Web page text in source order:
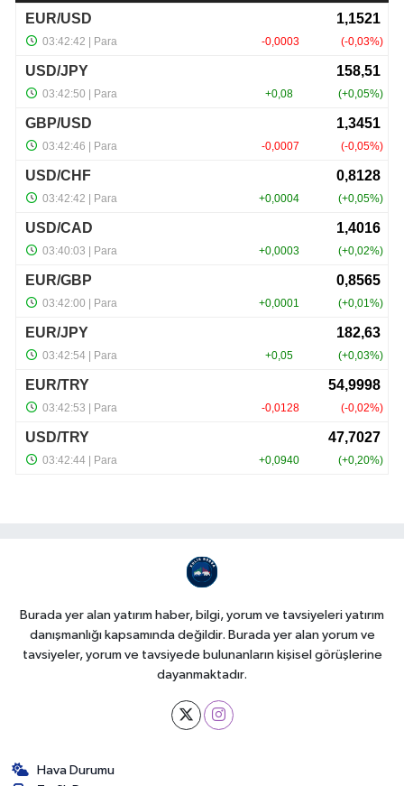
Burada yer alan yatırım haber, bilgi, yorum ve tavsiyeleri yatırım
danışmanlığı kapsamında değildir. Burada yer alan yorum ve
tavsiyeler, yorum ve tavsiyede bulunanların kişisel görüşlerine
dayanmaktadır.
Hava Durumu